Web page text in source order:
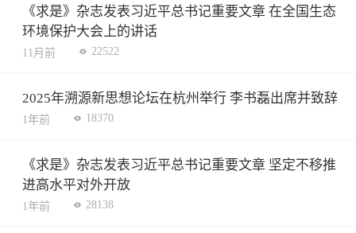
《求是》杂志发表习近平总书记重要文章 在全国生态
环境保护大会上的讲话
11月前 22522
2025年溯源新思想论坛在杭州举行 李书磊出席并致辞
1年前 18370
《求是》杂志发表习近平总书记重要文章 坚定不移推
进高水平对外开放
1年前 28138